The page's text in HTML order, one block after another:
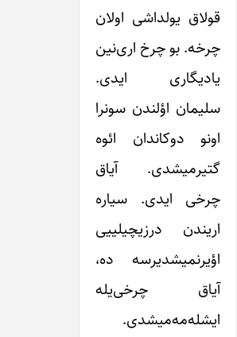
قولاق یولداشی اولان
چرخه. بو چرخ اری‌نین
یادیگاری ایدی.
سلیمان اؤلندن سونرا
اونو دوکاندان ائوه
گتیرمیشدی. آیاق
چرخی ایدی. سیاره
اریندن درزیچیلییی
اؤیرنمیشدیرسه ده،
آیاق چرخی‌یله
ایشله‌مه‌میشدی.